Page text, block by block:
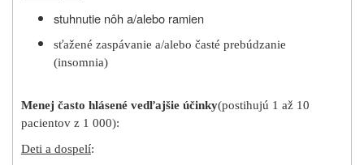
stuhnutie nôh a/alebo ramien
sťažené zaspávanie a/alebo časté prebúdzanie
(insomnia)
Menej často hlásené vedľajšie účinky(postihujú 1 až 10
pacientov z 1 000):
Deti a dospelí: